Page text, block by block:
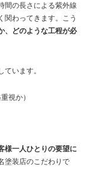
間の長さによる紫外線
関わってきます。こう
、どのような工程が必
います。
視か）
様一人ひとりの要望に
塗装店のこだわりで